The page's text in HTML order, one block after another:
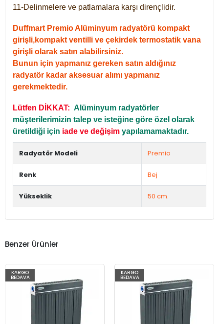
11-Delinmelere ve patlamalara karşı dirençlidir.
Duffmart Premio Alüminyum radyatörü kompakt
girişli,kompakt ventilli ve çekirdek termostatik vana
girişli olarak satın alabilirsiniz.
Bunun için yapmanız gereken satın aldığınız
radyatör kadar aksesuar alımı yapmanız
gerekmektedir.
Lütfen DİKKAT: Alüminyum radyatörler
müşterilerimizin talep ve isteğine göre özel olarak
üretildiği için iade ve değişim yapılamamaktadır.
Radyatör Modeli Premio
Renk Bej
Yükseklik 50 cm.
Benzer Ürünler
KARGO
BEDAVA
KARGO
BEDAVA